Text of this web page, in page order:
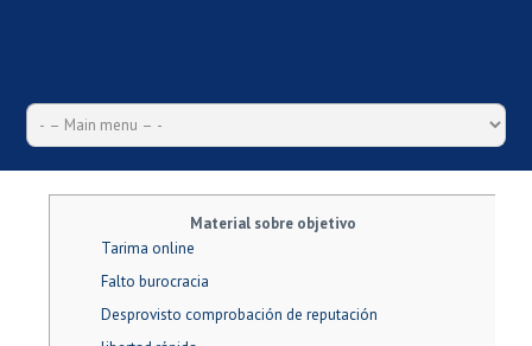
Material sobre objetivo
Tarima online
Falto burocracia
Desprovisto comprobación de reputación